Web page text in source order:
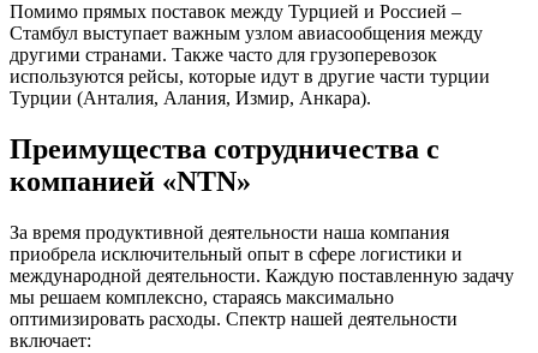
Помимо прямых поставок между Турцией и Россией –
Стамбул выступает важным узлом авиасообщения между
другими странами. Также часто для грузоперевозок
используются рейсы, которые идут в другие части турции
Турции (Анталия, Алания, Измир, Анкара).
Преимущества сотрудничества с
компанией «NTN»
За время продуктивной деятельности наша компания
приобрела исключительный опыт в сфере логистики и
международной деятельности. Каждую поставленную задачу
мы решаем комплексно, стараясь максимально
оптимизировать расходы. Спектр нашей деятельности
включает: